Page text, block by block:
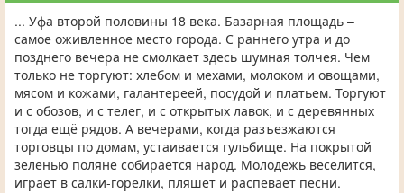
... Уфа второй половины 18 века. Базарная площадь –
самое оживленное место города. С раннего утра и до
позднего вечера не смолкает здесь шумная толчея. Чем
только не торгуют: хлебом и мехами, молоком и овощами,
мясом и кожами, галантереей, посудой и платьем. Торгуют
и с обозов, и с телег, и с открытых лавок, и с деревянных
тогда ещё рядов. А вечерами, когда разъезжаются
торговцы по домам, устаивается гульбище. На покрытой
зеленью поляне собирается народ. Молодежь веселится,
играет в салки-горелки, пляшет и распевает песни.